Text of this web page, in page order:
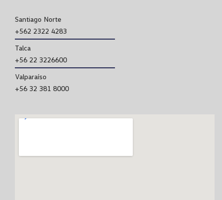
Santiago Norte
+562 2322 4283
Talca
+56 22 3226600
Valparaíso
+56 32 381 8000